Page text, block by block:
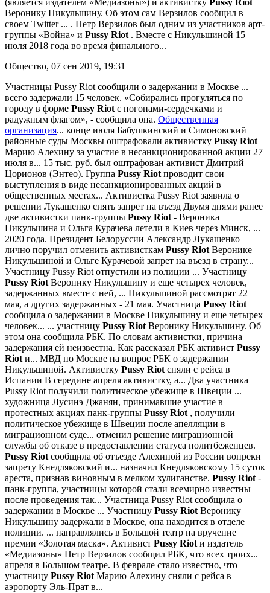
(является издателем «Медиазоны») и активистку Pussy Riot
Веронику Никульшину. Об этом сам Верзилов сообщил в
своем Twitter ... . Петр Верзилов был одним из участников арт-
группы «Война» и Pussy Riot . Вместе с Никульшиной 15
июля 2018 года во время финального...
Общество, 07 сен 2019, 19:31
Участницы Pussy Riot сообщили о задержании в Москве ...
всего задержали 15 человек. «Собирались прогуляться по
городу в форме Pussy Riotс погонами-сердечками и
радужным флагом», - сообщила она. Общественная
организация... конце июля Бабушкинский и Симоновский
районные суды Москвы оштрафовали активистку Pussy Riot
Марию Алехину за участие в несанкционированной акции 27
июля в... 15 тыс. руб. был оштрафован активист Дмитрий
Цорионов (Энтео). Группа Pussy Riotпроводит свои
выступления в виде несанкционированных акций в
общественных местах... Активистка Pussy Riot заявила о
решении Лукашенко снять запрет на въезд Двумя днями ранее
две активистки панк-группы Pussy Riot- Вероника
Никульшина и Ольга Курачева летели в Киев через Минск, ...
2020 года. Президент Белоруссии Александр Лукашенко
лично поручил отменить активисткам Pussy RiotВеронике
Никульшиной и Ольге Курачевой запрет на въезд в страну...
Участницу Pussy Riot отпустили из полиции ... Учаcтницу
Pussy RiotВеронику Никульшину и еще четырех человек,
задержанных вместе с ней, ... Никульшиной рассмотрят 22
мая, а других задержанных - 21 мая. Участница Pussy Riot
сообщила о задержании в Москве Никульшину и еще четырех
человек... ... участницу Pussy RiotВеронику Никульшину. Об
этом она сообщила РБК. По словам активистки, причина
задержания ей неизвестна. Как рассказал РБК активист Pussy
Riotи... МВД по Москве на вопрос РБК о задержании
Никульшиной. Активистку Pussy Riotсняли с рейса в
Испании В середине апреля активистку, а... Два участника
Pussy Riot получили политическое убежище в Швеции ...
художница Лусинэ Джанян, принимавшие участие в
протестных акциях панк-группы Pussy Riot , получили
политическое убежище в Швеции после апелляции в
миграционном суде... отменил решение миграционной
службы об отказе в предоставлении статуса политбеженцев.
Pussy Riotсообщила об отъезде Алехиной из России вопреки
запрету Кнедляковский и... назначил Кнедляковскому 15 суток
ареста, признав виновным в мелком хулиганстве. Pussy Riot-
панк-группа, участницы которой стали всемирно известны
после проведения так... Участница Pussy Riot сообщила о
задержании в Москве ... Участницу Pussy RiotВеронику
Никульшину задержали в Москве, она находится в отделе
полиции. ... направлялись в Большой театр на вручение
премии «Золотая маска». Активист Pussy Riotи издатель
«Медиазоны» Петр Верзилов сообщил РБК, что всех троих...
апреля в Большом театре. В феврале стало известно, что
участницу Pussy RiotМарию Алехину сняли с рейса в
аэропорту Эль-Прат в...